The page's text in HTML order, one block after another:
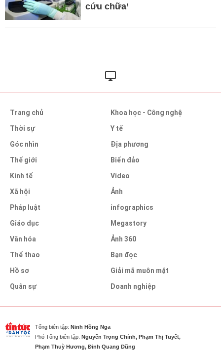
cứu chữa’
Trang chủ
Thời sự
Góc nhìn
Thế giới
Kinh tế
Xã hội
Pháp luật
Giáo dục
Văn hóa
Thể thao
Hồ sơ
Quân sự
Khoa học - Công nghệ
Y tế
Địa phương
Biển đảo
Video
Ảnh
infographics
Megastory
Ảnh 360
Bạn đọc
Giải mã muôn mặt
Doanh nghiệp
Tổng biên tập: Ninh Hồng Nga
Phó Tổng biên tập: Nguyễn Trọng Chính, Phạm Thị Tuyết,
Phạm Thuỳ Hương, Đinh Quang Dũng